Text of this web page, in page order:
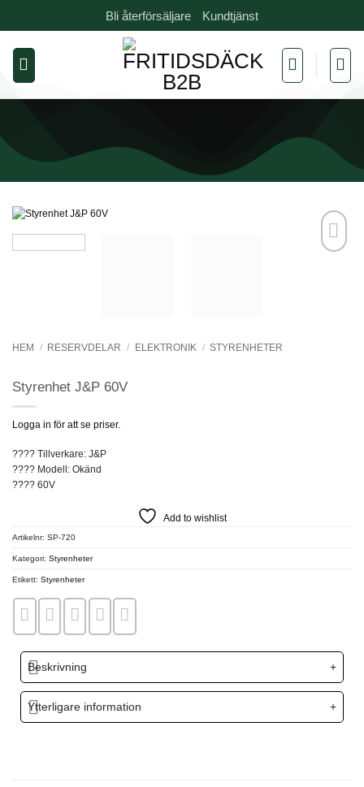
Bli återförsäljare Kundtjänst
HEM / RESERVDELAR / ELEKTRONIK / STYRENHETER
Styrenhet J&P 60V
Logga in för att se priser.
???? Tillverkare: J&P
???? Modell: Okänd
???? 60V
Add to wishlist
Artikelnr: SP-720
Kategori: Styrenheter
Etikett: Styrenheter
Beskrivning
Ytterligare information